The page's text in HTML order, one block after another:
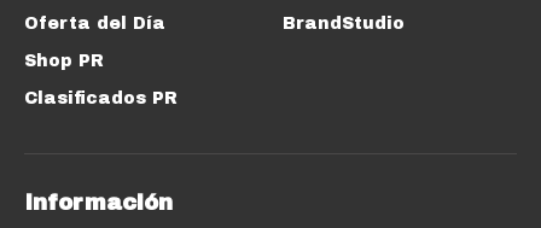
Oferta del Día
Shop PR
Clasificados PR
BrandStudio
Información